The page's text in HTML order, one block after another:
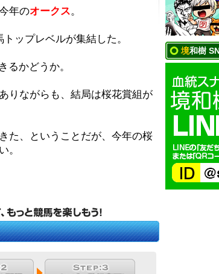
年のオークス。
ップレベルが集結した。
るかどうか。
りながらも、結局は桜花賞組が
た、ということだが、今年の桜
。
境和樹